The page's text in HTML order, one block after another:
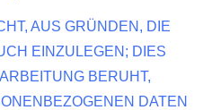
AUS GRÜNDEN, DIE
EINZULEGEN; DIES
BERUHT,
DATEN